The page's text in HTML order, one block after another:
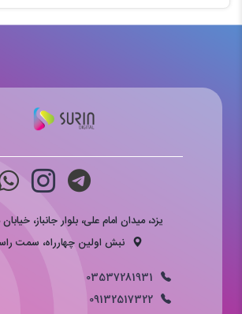
یزد، میدان امام علی، بلوار جانباز،
نبش اولین چهارراه، سمت
03537281931
09132517322